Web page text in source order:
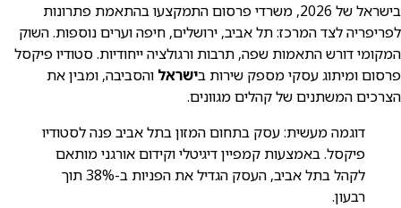
בישראל של 2026, משרדי פרסום התמקצעו בהתאמת פתרונות
לפריפריה לצד המרכז: תל אביב, ירושלים, חיפה וערים נוספות. השוק
המקומי דורש התאמות שפה, תרבות ורגולציה ייחודיות. סטודיו פיקסל
פרסום ומיתוג עסקי מספק שירות בישראל והסביבה, ומבין את
הצרכים המשתנים של קהלים מגוונים.
דוגמה מעשית: עסק בתחום המזון בתל אביב פנה לסטודיו
פיקסל. באמצעות קמפיין דיגיטלי וקידום אורגני מותאם
לקהל בתל אביב, העסק הגדיל את הפניות ב-38% תוך
רבעון.